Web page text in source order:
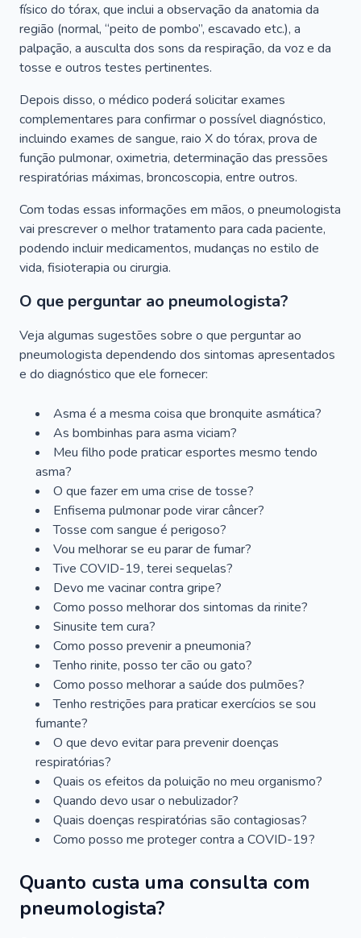
físico do tórax, que inclui a observação da anatomia da
região (normal, “peito de pombo”, escavado etc.), a
palpação, a ausculta dos sons da respiração, da voz e da
tosse e outros testes pertinentes.
Depois disso, o médico poderá solicitar exames
complementares para confirmar o possível diagnóstico,
incluindo exames de sangue, raio X do tórax, prova de
função pulmonar, oximetria, determinação das pressões
respiratórias máximas, broncoscopia, entre outros.
Com todas essas informações em mãos, o pneumologista
vai prescrever o melhor tratamento para cada paciente,
podendo incluir medicamentos, mudanças no estilo de
vida, fisioterapia ou cirurgia.
O que perguntar ao pneumologista?
Veja algumas sugestões sobre o que perguntar ao
pneumologista dependendo dos sintomas apresentados
e do diagnóstico que ele fornecer:
Asma é a mesma coisa que bronquite asmática?
As bombinhas para asma viciam?
Meu filho pode praticar esportes mesmo tendo
asma?
O que fazer em uma crise de tosse?
Enfisema pulmonar pode virar câncer?
Tosse com sangue é perigoso?
Vou melhorar se eu parar de fumar?
Tive COVID-19, terei sequelas?
Devo me vacinar contra gripe?
Como posso melhorar dos sintomas da rinite?
Sinusite tem cura?
Como posso prevenir a pneumonia?
Tenho rinite, posso ter cão ou gato?
Como posso melhorar a saúde dos pulmões?
Tenho restrições para praticar exercícios se sou
fumante?
O que devo evitar para prevenir doenças
respiratórias?
Quais os efeitos da poluição no meu organismo?
Quando devo usar o nebulizador?
Quais doenças respiratórias são contagiosas?
Como posso me proteger contra a COVID-19?
Quanto custa uma consulta com
pneumologista?